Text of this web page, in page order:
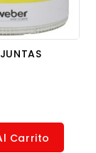
Carrito